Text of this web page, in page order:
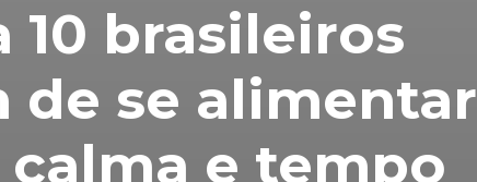
10 brasileiros
de se alimentar
e tempo